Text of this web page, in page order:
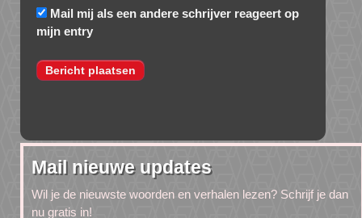
Mail mij als een andere schrijver reageert op
mijn entry
Mail nieuwe updates
Wil je de nieuwste woorden en verhalen lezen? Schrijf je dan
nu gratis in!